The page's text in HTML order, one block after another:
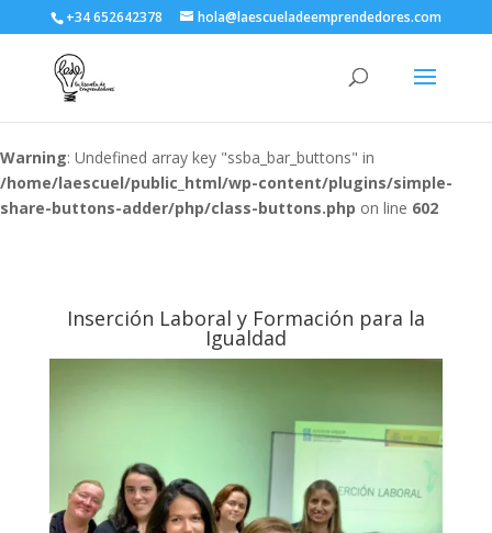
+34 652642378 hola@laescueladeemprendedores.com
Warning: Undefined array key "ssba_bar_buttons" in
/home/laescuel/public_html/wp-content/plugins/simple-
share-buttons-adder/php/class-buttons.php on line 602
Inserción Laboral y Formación para la
Igualdad